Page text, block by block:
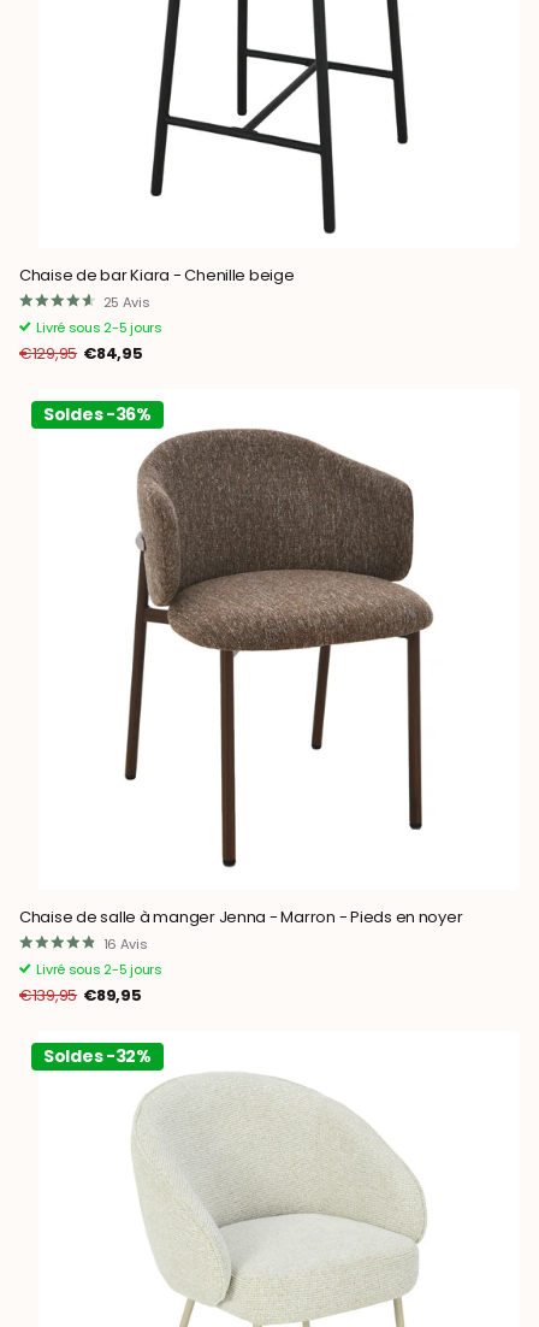
Chaise de bar Kiara - Chenille beige
25 Avis
Livré sous 2-5 jours
€129,95 €84,95
Soldes -36%
Chaise de salle à manger Jenna - Marron - Pieds en noyer
16 Avis
Livré sous 2-5 jours
€139,95 €89,95
Soldes -32%